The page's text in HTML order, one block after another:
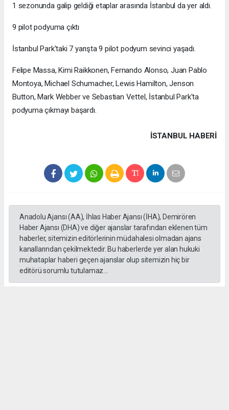
1 sezonunda galip geldiği etaplar arasında İstanbul da yer aldı.
9 pilot podyuma çıktı
İstanbul Park'taki 7 yarışta 9 pilot podyum sevinci yaşadı.
Felipe Massa, Kimi Raikkonen, Fernando Alonso, Juan Pablo
Montoya, Michael Schumacher, Lewis Hamilton, Jenson
Button, Mark Webber ve Sebastian Vettel, İstanbul Park'ta
podyuma çıkmayı başardı.
İSTANBUL HABERİ
Anadolu Ajansı (AA), İhlas Haber Ajansı (İHA), Demirören
Haber Ajansı (DHA) ve diğer ajanslar tarafından eklenen tüm
haberler, sitemizin editörlerinin müdahalesi olmadan ajans
kanallarından çekilmektedir. Bu haberlerde yer alan hukuki
muhataplar haberi geçen ajanslar olup sitemizin hiç bir
editörü sorumlu tutulamaz...